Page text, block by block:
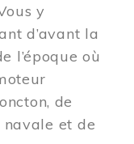
y
d’avant la
l’époque où
de
navale et de